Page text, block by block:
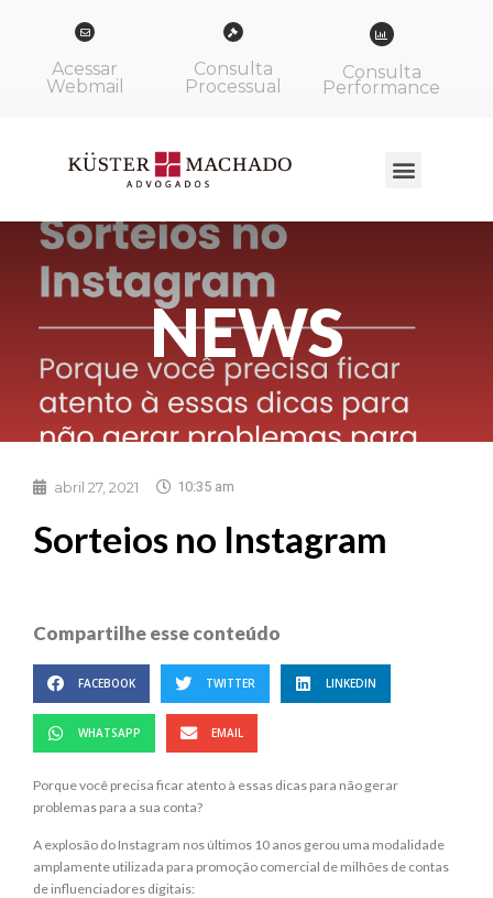
Acessar
Webmail
Consulta
Processual
Consulta
Performance
NEWS
abril 27, 2021 10:35 am
Sorteios no Instagram
Compartilhe esse conteúdo
FACEBOOK TWITTER LINKEDIN
WHATSAPP EMAIL
Porque você precisa ficar atento à essas dicas para não gerar
problemas para a sua conta?
A explosão do Instagram nos últimos 10 anos gerou uma modalidade
amplamente utilizada para promoção comercial de milhões de contas
de influenciadores digitais: